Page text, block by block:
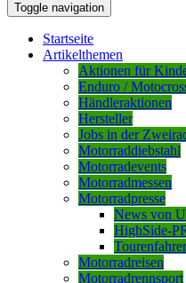
Toggle navigation
Startseite
Artikelthemen
Aktionen für
Enduro /
Händleraktionen
Hersteller
Jobs in der
Motorraddiebstahl
Motorradevents
Motorradmessen
Motorradpresse
News von
HighSide-
Motorradreisen
Motorradrennsport